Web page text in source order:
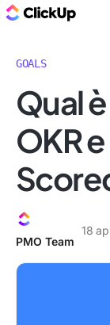
GOALS
Qual
OKR
PMO Team
18